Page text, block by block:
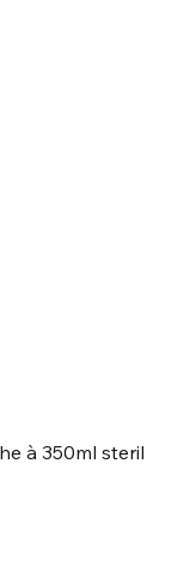
à 350ml steril